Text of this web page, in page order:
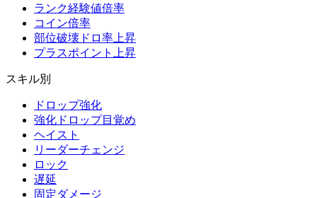
ランク経験値倍率
コイン倍率
部位破壊ドロ率上昇
プラスポイント上昇
スキル別
ドロップ強化
強化ドロップ目覚め
ヘイスト
リーダーチェンジ
ロック
遅延
固定ダメージ